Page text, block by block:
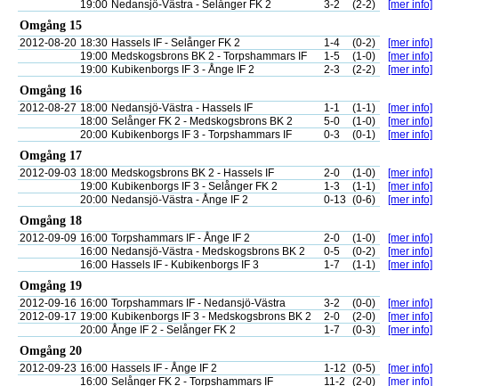
19:00 Nedansjö-Västra - Selånger FK 2 3-2 (2-2) [mer info]
Omgång 15
2012-08-20 18:30 Hassels IF - Selånger FK 2 1-4 (0-2)
[mer info]
19:00 Medskogsbrons BK 2 - Torpshammars IF 1-5 (1-0)
[mer info]
19:00 Kubikenborgs IF 3 - Ånge IF 2 2-3 (2-2) [mer info]
Omgång 16
2012-08-27 18:00 Nedansjö-Västra - Hassels IF 1-1 (1-1)
[mer info]
18:00 Selånger FK 2 - Medskogsbrons BK 2 5-0 (1-0)
[mer info]
20:00 Kubikenborgs IF 3 - Torpshammars IF 0-3 (0-1) [mer info]
Omgång 17
2012-09-03 18:00 Medskogsbrons BK 2 - Hassels IF 2-0 (1-0)
[mer info]
19:00 Kubikenborgs IF 3 - Selånger FK 2 1-3 (1-1)
[mer info]
20:00 Nedansjö-Västra - Ånge IF 2 0-13 (0-6) [mer info]
Omgång 18
2012-09-09 16:00 Torpshammars IF - Ånge IF 2 2-0 (1-0)
[mer info]
16:00 Nedansjö-Västra - Medskogsbrons BK 2 0-5 (0-2)
[mer info]
16:00 Hassels IF - Kubikenborgs IF 3 1-7 (1-1) [mer info]
Omgång 19
2012-09-16 16:00 Torpshammars IF - Nedansjö-Västra 3-2 (0-0)
[mer info]
2012-09-17 19:00 Kubikenborgs IF 3 - Medskogsbrons BK 2 2-0 (2-0)
[mer info]
20:00 Ånge IF 2 - Selånger FK 2 1-7 (0-3) [mer info]
Omgång 20
2012-09-23 16:00 Hassels IF - Ånge IF 2 1-12 (0-5)
[mer info]
16:00 Selånger FK 2 - Torpshammars IF 11-2 (2-0) [mer info]